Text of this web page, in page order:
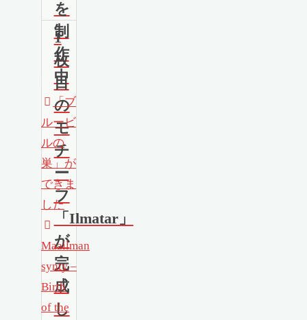
を
制
作
中
1
枚
目
の
モ
チ
ー
フ
「Ilmatar」
が
完
成
し
「ブ
ルービ
ルの
巣」が
できま
した
Maailman
synty –
Birth
of the